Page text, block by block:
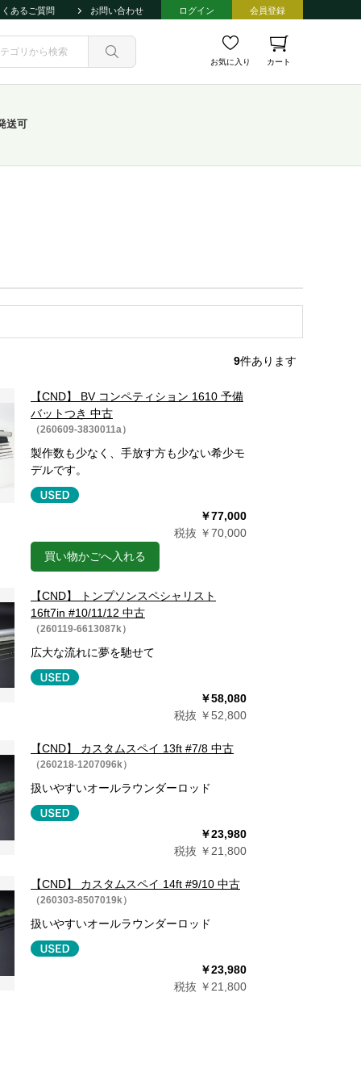
くあるご質問 お問い合わせ ログイン 会員登録
お気に入り カート
送可
9件あります
【CND】 BV コンペティション 1610 予備
バットつき 中古
（260609-3830011a）
製作数も少なく、手放す方も少ない希少モ
デルです。
￥77,000
税抜 ￥70,000
買い物かごへ入れる
【CND】 トンプソンスペシャリスト
16ft7in #10/11/12 中古
（260119-6613087k）
広大な流れに夢を馳せて
￥58,080
税抜 ￥52,800
【CND】 カスタムスペイ 13ft #7/8 中古
（260218-1207096k）
扱いやすいオールラウンダーロッド
￥23,980
税抜 ￥21,800
【CND】 カスタムスペイ 14ft #9/10 中古
（260303-8507019k）
扱いやすいオールラウンダーロッド
￥23,980
税抜 ￥21,800